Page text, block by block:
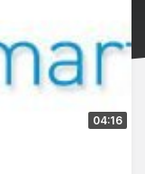
04:16